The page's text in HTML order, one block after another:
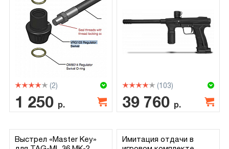
(2)
1 250 р.
(103)
39 760 р.
Выстрел «Master Key»
Имитация отдачи в